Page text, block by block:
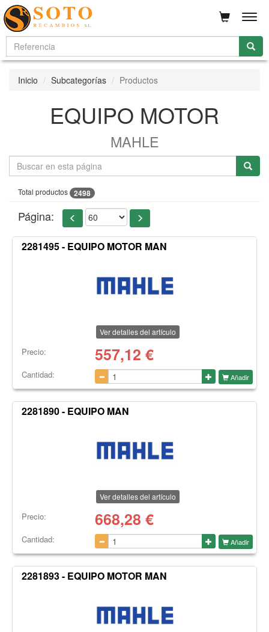
Inicio Subcategorías Productos
EQUIPO MOTOR
MAHLE
Total productos 2498
Página:
2281495 - EQUIPO MOTOR MAN
Ver detalles del artículo
Precio: 557,12 €
Cantidad: Añadir
2281890 - EQUIPO MAN
Ver detalles del artículo
Precio: 668,28 €
Cantidad: Añadir
2281893 - EQUIPO MOTOR MAN